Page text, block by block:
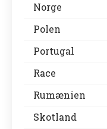
Norge
Polen
Portugal
Race
Rumænien
Skotland